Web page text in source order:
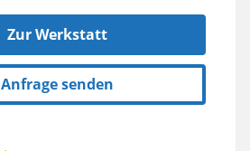
Zur Werkstatt
Anfrage senden